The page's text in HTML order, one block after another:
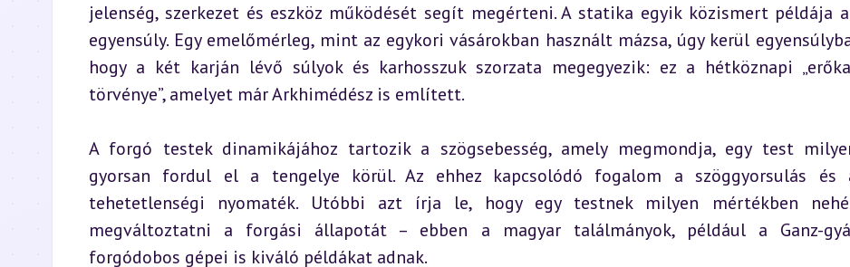
jelenség, szerkezet és eszköz működését segít megérteni. A statika egyik közismert példája
egyensúly. Egy emelőmérleg, mint az egykori vásárokban használt mázsa, úgy kerül
hogy a két karján lévő súlyok és karhosszuk szorzata megegyezik: ez a hétköznapi
törvénye”, amelyet már Arkhimédész is említett.
A forgó testek dinamikájához tartozik a szögsebesség, amely megmondja, egy test
gyorsan fordul el a tengelye körül. Az ehhez kapcsolódó fogalom a szöggyorsulás és
tehetetlenségi nyomaték. Utóbbi azt írja le, hogy egy testnek milyen mértékben
megváltoztatni a forgási állapotát – ebben a magyar találmányok, például a Ganz-
forgódobos gépei is kiváló példákat adnak.